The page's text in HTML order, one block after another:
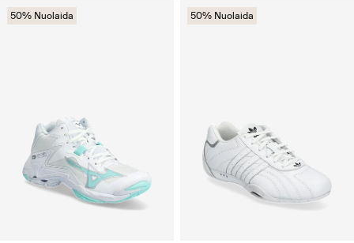
50% Nuolaida 50% Nuolaida